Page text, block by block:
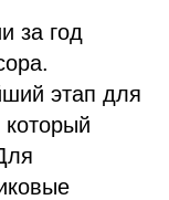
за год
этап для